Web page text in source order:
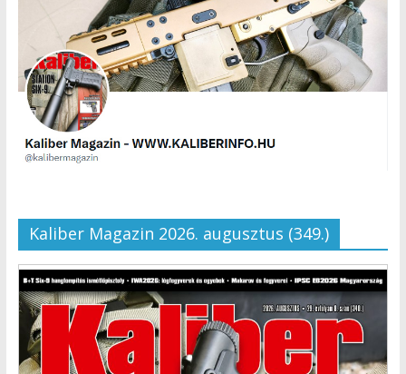
Kaliber Magazin 2026. augusztus (349.)